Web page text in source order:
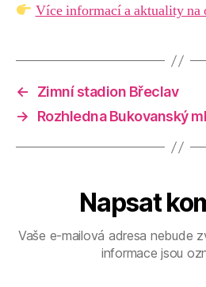
Více informací a aktuality
←
Zimní stadion Břeclav
→
Rozhledna Bukovanský
Napsat
Vaše e-mailová adresa nebude
informace jsou